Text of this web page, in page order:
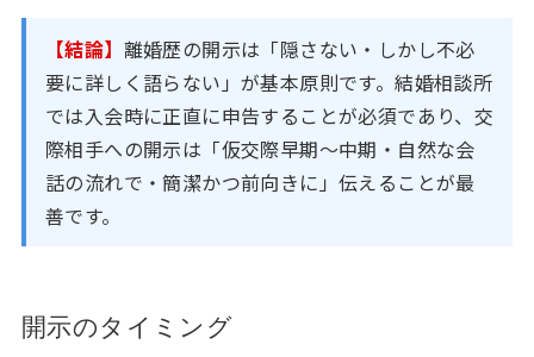
【結論】 離婚歴の開示は「隠さない・しかし不必
要に詳しく語らない」が基本原則です。結婚相談所
では入会時に正直に申告することが必須であり、交
際相手への開示は「仮交際早期〜中期・自然な会
話の流れで・簡潔かつ前向きに」伝えることが最
善です。
開示のタイミング